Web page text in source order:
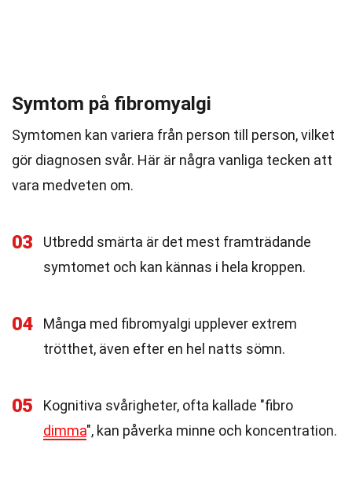
Symtom på fibromyalgi
Symtomen kan variera från person till person, vilket
gör diagnosen svår. Här är några vanliga tecken att
vara medveten om.
03
Utbredd smärta är det mest framträdande
symtomet och kan kännas i hela kroppen.
04
Många med fibromyalgi upplever extrem
trötthet, även efter en hel natts sömn.
05
Kognitiva svårigheter, ofta kallade "fibro
dimma", kan påverka minne och koncentration.